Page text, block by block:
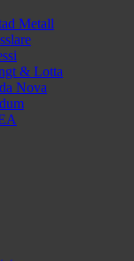
Metall
& Lotta
Nova